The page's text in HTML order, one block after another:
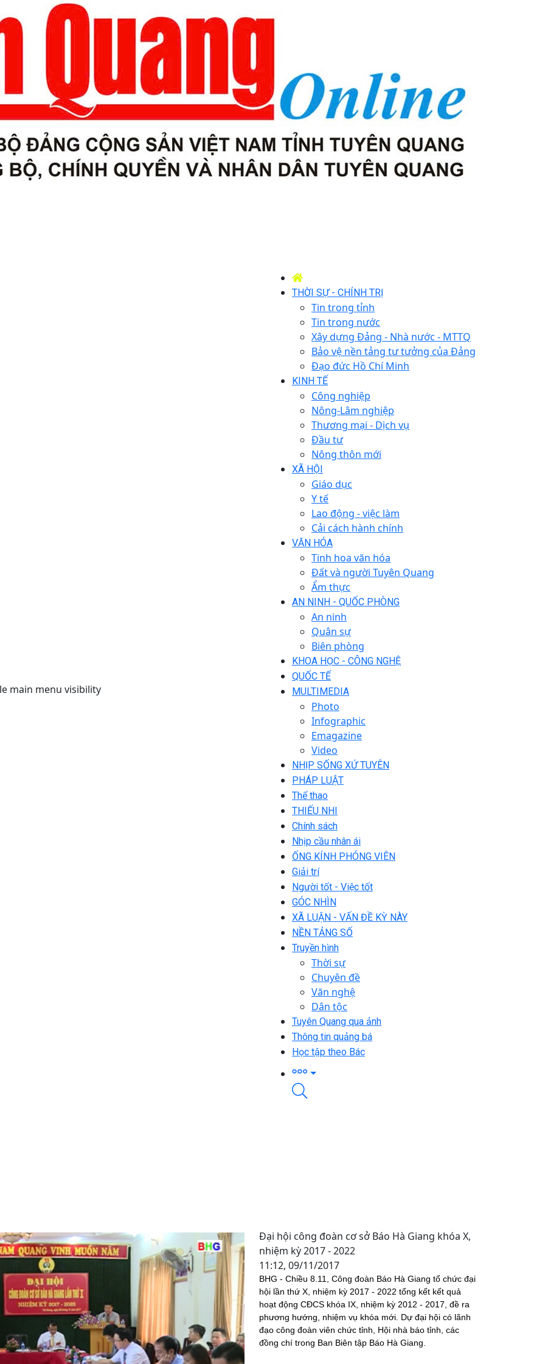
main menu visibility
THỜI SỰ - CHÍNH TRỊ
Tin trong tỉnh
Tin trong nước
Xây dựng Đảng - Nhà nước - MTTQ
Bảo vệ nền tảng tư tưởng của Đảng
Đạo đức Hồ Chí Minh
KINH TẾ
Công nghiệp
Nông-Lâm nghiệp
Thương mại - Dịch vụ
Đầu tư
Nông thôn mới
XÃ HỘI
Giáo dục
Y tế
Lao động - việc làm
Cải cách hành chính
VĂN HÓA
Tinh hoa văn hóa
Đất và người Tuyên Quang
Ẩm thực
AN NINH - QUỐC PHÒNG
An ninh
Quân sự
Biên phòng
KHOA HỌC - CÔNG NGHỆ
QUỐC TẾ
MULTIMEDIA
Photo
Infographic
Emagazine
Video
NHỊP SỐNG XỨ TUYÊN
PHÁP LUẬT
Thể thao
THIẾU NHI
Chính sách
Nhịp cầu nhân ái
ỐNG KÍNH PHÓNG VIÊN
Giải trí
Người tốt - Việc tốt
GÓC NHÌN
XÃ LUẬN - VẤN ĐỀ KỲ NÀY
NỀN TẢNG SỐ
Truyền hình
Thời sự
Chuyên đề
Văn nghệ
Dân tộc
Tuyên Quang qua ảnh
Thông tin quảng bá
Học tập theo Bác
Đại hội công đoàn cơ sở Báo Hà Giang khóa X,
nhiệm kỳ 2017 - 2022
11:12, 09/11/2017
BHG - Chiều 8.11, Công đoàn Báo Hà Giang tổ chức đại
hội lần thứ X, nhiệm kỳ 2017 - 2022 tổng kết kết quả
hoạt động CĐCS khóa IX, nhiệm kỳ 2012 - 2017, đề ra
phương hướng, nhiệm vụ khóa mới. Dự đại hội có lãnh
đạo công đoàn viên chức tỉnh, Hội nhà báo tỉnh, các
đồng chí trong Ban Biên tập Báo Hà Giang.